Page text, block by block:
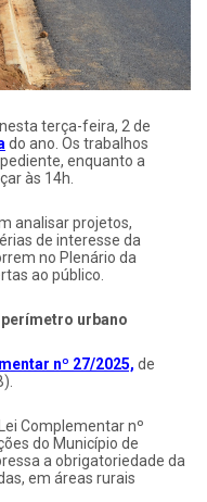
terça-feira, 2 de
do ano. Os trabalhos
enquanto a
às 14h.
analisar projetos,
de interesse da
no Plenário da
ao público.
urbano
nº 27/2025, de
Complementar nº
do Município de
a obrigatoriedade da
em áreas rurais